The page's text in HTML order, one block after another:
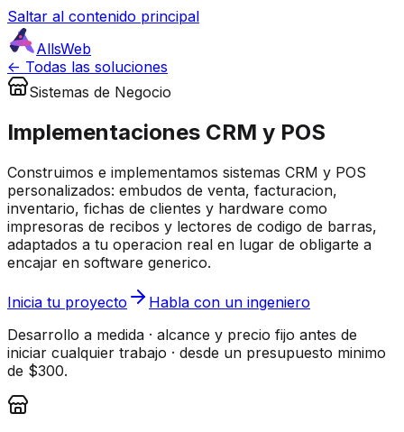
Saltar al contenido principal
AllsWeb
<- Todas las soluciones
Sistemas de Negocio
Implementaciones CRM y POS
Construimos e implementamos sistemas CRM y POS
personalizados: embudos de venta, facturacion,
inventario, fichas de clientes y hardware como
impresoras de recibos y lectores de codigo de barras,
adaptados a tu operacion real en lugar de obligarte a
encajar en software generico.
Inicia tu proyecto
Habla con un ingeniero
Desarrollo a medida · alcance y precio fijo antes de
iniciar cualquier trabajo · desde un presupuesto minimo
de $300.